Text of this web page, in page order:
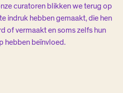
curatoren blikken we terug op
indruk hebben gemaakt, die hen
of vermaakt en soms zelfs hun
hebben beïnvloed.